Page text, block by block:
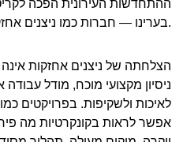
ההתחדשות העירונית הפכה
בערינו — חברות כמו ניצנים אחזקות הן חלק הכרחי מהפתרון.
הצלחתה של ניצנים אחזקות
ניסיון מקצועי מוכח, מודל עבודה
לאיכות ולשקיפות. בפרויקטים
אפשר לראות בקונקרטיות מה